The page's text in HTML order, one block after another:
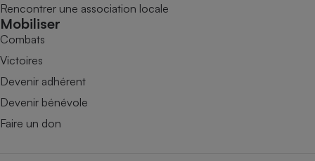
Rencontrer une association locale
Mobiliser
Combats
Victoires
Devenir adhérent
Devenir bénévole
Faire un don